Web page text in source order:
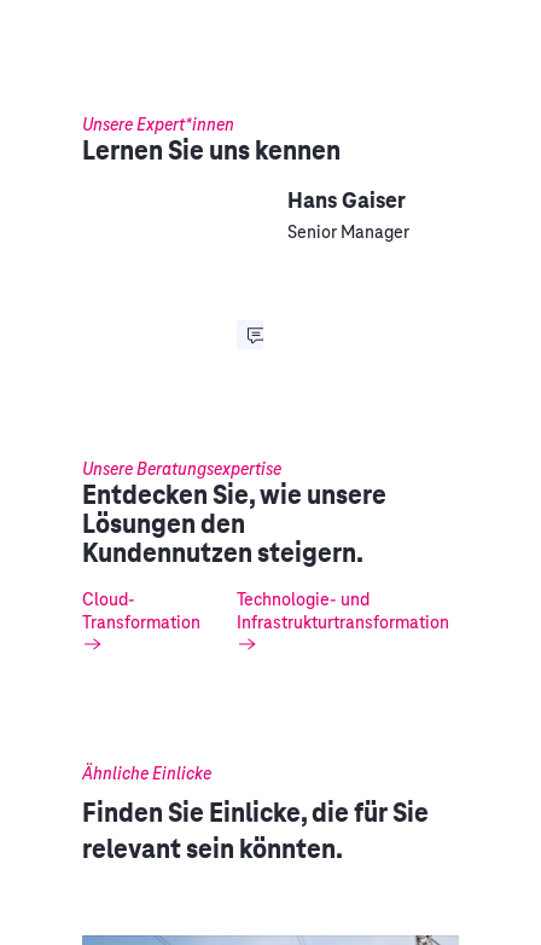
Unsere Expert*innen
Lernen Sie uns kennen
Hans Gaiser
Senior Manager
Unsere Beratungsexpertise
Entdecken Sie, wie unsere
Lösungen den
Kundennutzen steigern.
Cloud-
Transformation
Technologie- und
Infrastrukturtransformation
Ähnliche Einlicke
Finden Sie Einlicke, die für Sie
relevant sein könnten.